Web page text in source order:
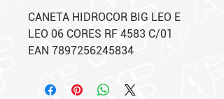
CANETA HIDROCOR BIG LEO E
LEO 06 CORES RF 4583 C/01
EAN 7897256245834